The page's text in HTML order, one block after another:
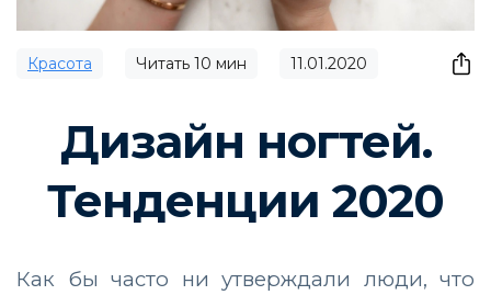
Красота Читать 10 мин 11.01.2020
Дизайн ногтей.
Тенденции 2020
Как бы часто ни утверждали люди, что